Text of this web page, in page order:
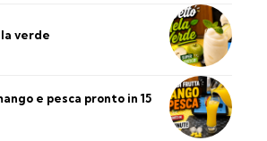
verde
e pesca pronto in 15